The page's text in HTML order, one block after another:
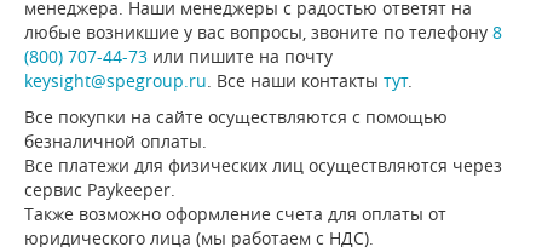
менеджера. Наши менеджеры с радостью ответят на
любые возникшие у вас вопросы, звоните по телефону 8
(800) 707-44-73 или пишите на почту
keysight@spegroup.ru. Все наши контакты тут.
Все покупки на сайте осуществляются с помощью
безналичной оплаты.
Все платежи для физических лиц осуществляются через
сервис Paykeeper.
Также возможно оформление счета для оплаты от
юридического лица (мы работаем с НДС).